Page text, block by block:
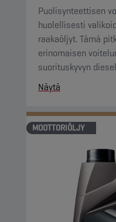
Puolisynteettisen
huolellisesti
raakaöljyt. Tämä
erinomaisen
suorituskyvyn
Näytä
MOOTTORIÖLJY